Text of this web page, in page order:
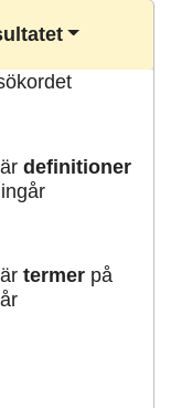
definitioner
termerpå